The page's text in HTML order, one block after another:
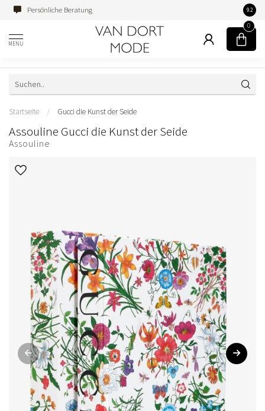
Persönliche Beratung 9.2
MENU
0
Startseite / Gucci die Kunst der Seide
Assouline Gucci die Kunst der Seide
Assouline